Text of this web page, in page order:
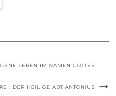
LEBEN IM NAMEN GOTTES
: DER HEILIGE ABT ANTONIUS